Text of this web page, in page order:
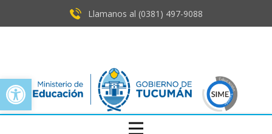
Open toolbar
Llamanos al (0381) ​497-9088